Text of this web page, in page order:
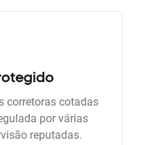
corretoras cotadas
por várias
reputadas.